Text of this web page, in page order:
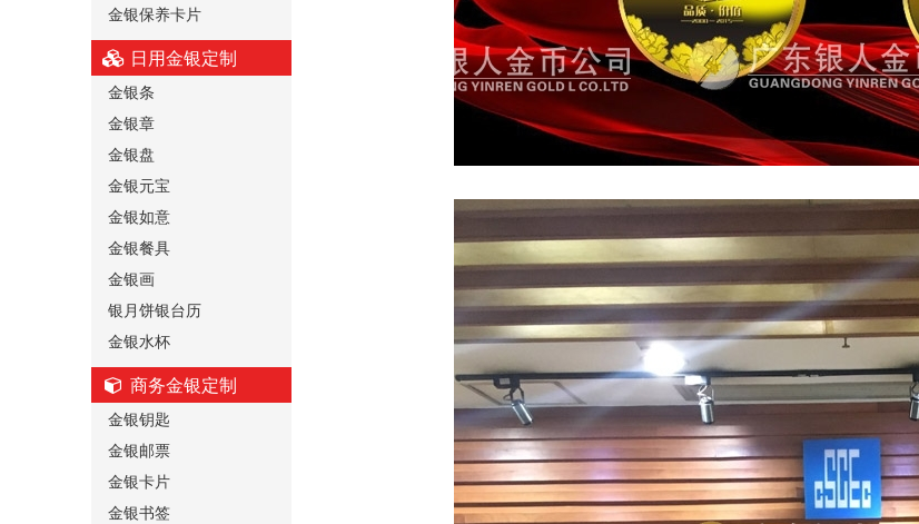
金银保养卡片
日用金银定制
金银条
金银章
金银盘
金银元宝
金银如意
金银餐具
金银画
银月饼银台历
金银水杯
商务金银定制
金银钥匙
金银邮票
金银卡片
金银书签